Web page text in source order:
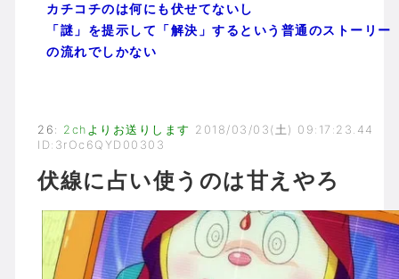
カチコチのは何にも伏せてないし
「謎」を提示して「解決」するという普通のストーリー
の流れでしかない
26 : 2chよりお送りします 2018/03/03(土) 09:17:23.44
ID:3rOc6QYD00303
伏線に占い使うのは甘えやろ